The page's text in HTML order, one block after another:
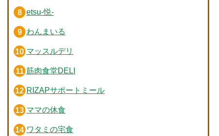
etsu-悦-
わんまいる
マッスルデリ
筋肉食堂DELI
RIZAPサポートミール
ママの休食
ワタミの宅食